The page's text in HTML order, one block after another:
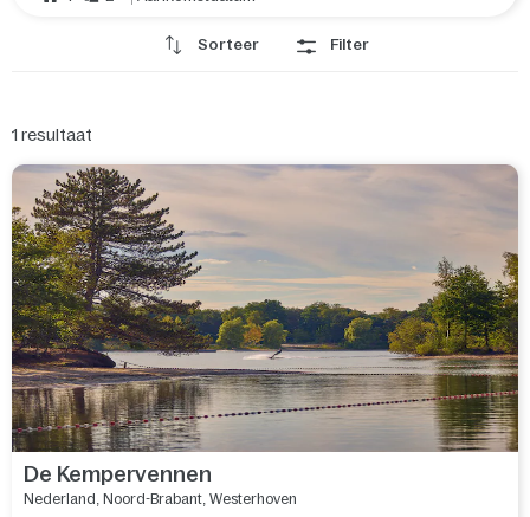
Sorteer Filter
1 resultaat
De Kempervennen
Nederland , Noord-Brabant, Westerhoven